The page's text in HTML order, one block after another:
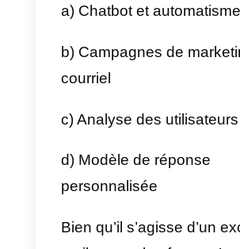
3)Intercom
précédentes, il
sur l’interaction